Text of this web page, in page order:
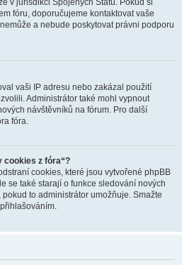
v jurisdikci Spojených Států. Pokud si
fóru, doporučujeme kontaktovat vaše
a nebude poskytovat právni podporu
vaši IP adresu nebo zakázal použití
Administrátor také mohl vypnout
návštěvníků na fórum. Pro další
fóra.
cookies z fóra“?
cookies, které jsou vytvořené phpBB
se také starají o funkce sledování nových
to administrátor umožňuje. Smažte